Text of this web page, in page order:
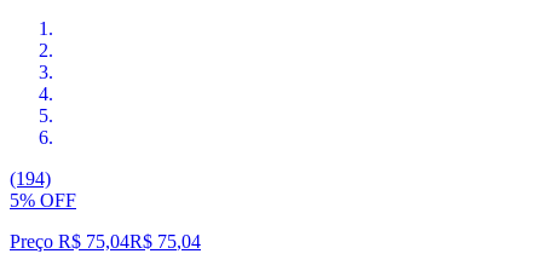
(194)
5% OFF
Preço R$ 75,04R$ 75,04